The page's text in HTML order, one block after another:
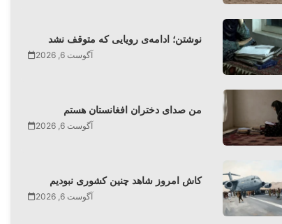
نوشتن؛ ادامه‌ی رویایی که متوقف نشد
آگوست 6, 2026
من صدای دختران افغانستان هستم
آگوست 6, 2026
کاش امروز شاهد چنین کشوری نبودیم
آگوست 6, 2026